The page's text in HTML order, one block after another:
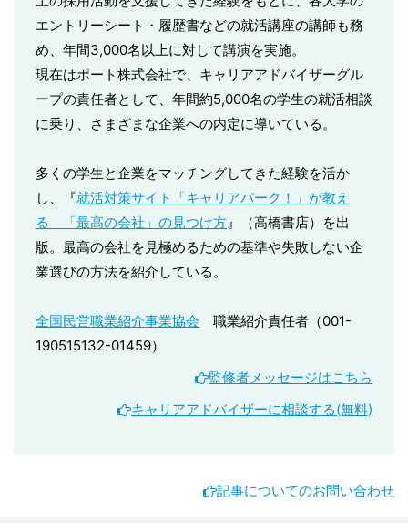
エントリーシート・履歴書などの就活講座の講師も務
め、年間3,000名以上に対して講演を実施。
現在はポート株式会社で、キャリアアドバイザーグル
ープの責任者として、年間約5,000名の学生の就活相談
に乗り、さまざまな企業への内定に導いている。
多くの学生と企業をマッチングしてきた経験を活か
し、『就活対策サイト「キャリアパーク！」が教え
る 「最高の会社」の見つけ方 』（高橋書店）を出
版。最高の会社を見極めるための基準や失敗しない企
業選びの方法を紹介している。
全国民営職業紹介事業協会 職業紹介責任者（001-
190515132-01459）
監修者メッセージはこちら
キャリアアドバイザーに相談する(無料)
記事についてのお問い合わせ